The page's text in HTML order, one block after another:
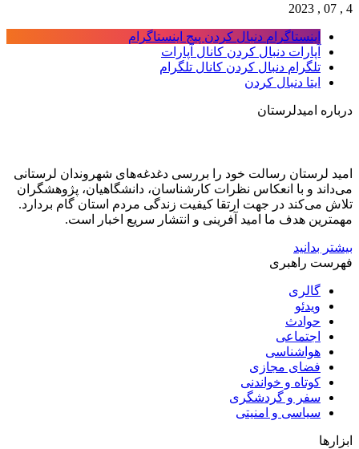
4 , 07 , 2023
اینستاگرام دنبال کردن پیج اینستاگرام
آپارات دنبال کردن کانال آپارات
تلگرام دنبال کردن کانال تلگرام
ایتا دنبال کردن
درباره امیدلرستان
امید لرستان رسالت خود را بررسی دغدغه‌های شهروندان لرستانی
می‌داند و با انعکاس نظرات کارشناسان، دانشگاهیان، پژوهشگران
تلاش می‌کند در جهت ارتقا کیفیت زندگی مردم استان گام بردارد.
مهمترین هدف ما امید آفرینی و انتشار سریع اخبار است.
بیشتر بدانید
فهرست راهبری
گالری
ویدئو
حوادث
اجتماعی
هواشناسی
فضای مجازی
کوتاه و خواندنی
سفر و گردشگری
سیاسی و امنیتی
ابزارها